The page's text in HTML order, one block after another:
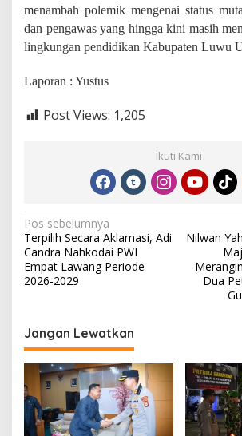
menambah polemik mengenai status
dan pengawas yang hingga kini masih
lingkungan pendidikan Kabupaten Luwu
Laporan : Yustus
Post Views: 1,205
Ikuti Kami
N
a
v
i
a
s
i
p
o
Pos sebelumnya
Terpilih Secara Aklamasi, Adi
Candra Nahkodai PWI
Empat Lawang Periode
2026-2029
Nilwan
Dua
Jangan Lewatkan